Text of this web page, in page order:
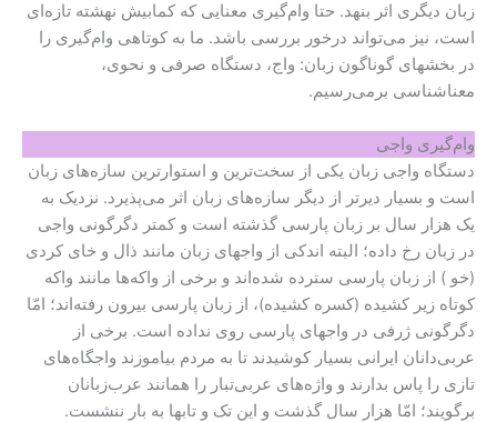
زبان دیگری اثر بنهد. حتا وام‌گیری معنایی که کمابیش نهشته تازه‌ای
است، نیز می‌تواند درخور بررسی باشد. ما به کوتاهی وام‌گیری را
در بخشهای گوناگون زبان: واج، دستگاه صرفی و نحوی،
معناشناسی برمی‌رسیم.
وام‌گیری واجی
دستگاه واجی زبان یکی از سخت‌ترین و استوارترین سازه‌های زبان
است و بسیار دیر‌تر از دیگر سازه‌های زبان اثر می‌پذیرد. نزدیک به
یک هزار سال بر زبان پارسی گذشته است و کمتر دگرگونی واجی
در زبان رخ داده؛ البته اندکی از واجهای زبان مانند ذال و خای کردی
(خو ) از زبان پارسی سترده شده‌اند و برخی از واکه‌ها مانند واکه
کوتاه زیر کشیده (کسره کشیده)، از زبان پارسی بیرون رفته‌اند؛ امّا
دگرگونی ژرفی در واجهای پارسی روی نداده است. برخی از
عربی‌دانان ایرانی بسیار کوشیدند تا به مردم بیاموزند واجگاه‌های
تازی را پاس بدارند و واژه‌های عربی‌تبار را همانند عرب‌زبانان
برگویند؛ امّا هزار سال گذشت و این تک و تابها به بار ننشست.